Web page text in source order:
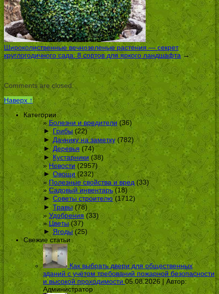
Широколиственные вечнозеленые растения — секрет
круглогодичного сада: 8 сортов для яркого ландшафта→
Comments are closed.
Наверх ↑
Категории
Болезни и вредители(36)
► Грибы(22)
► Дачнику на заметку (782)
► Деревья (74)
► Кустарники (38)
Новости(2957)
► Овощи(232)
Полезные свойства и вред(33)
Садовый инвентарь(18)
► Советы строителю(1712)
► Травы(78)
Удобрения(33)
Цветы(37)
► Ягоды(25)
Свежие статьи
Как выбрать двери для общественных
зданий с учётом требований пожарной безопасности
и высокой проходимости 05.08.2026 | Автор:
Администратор